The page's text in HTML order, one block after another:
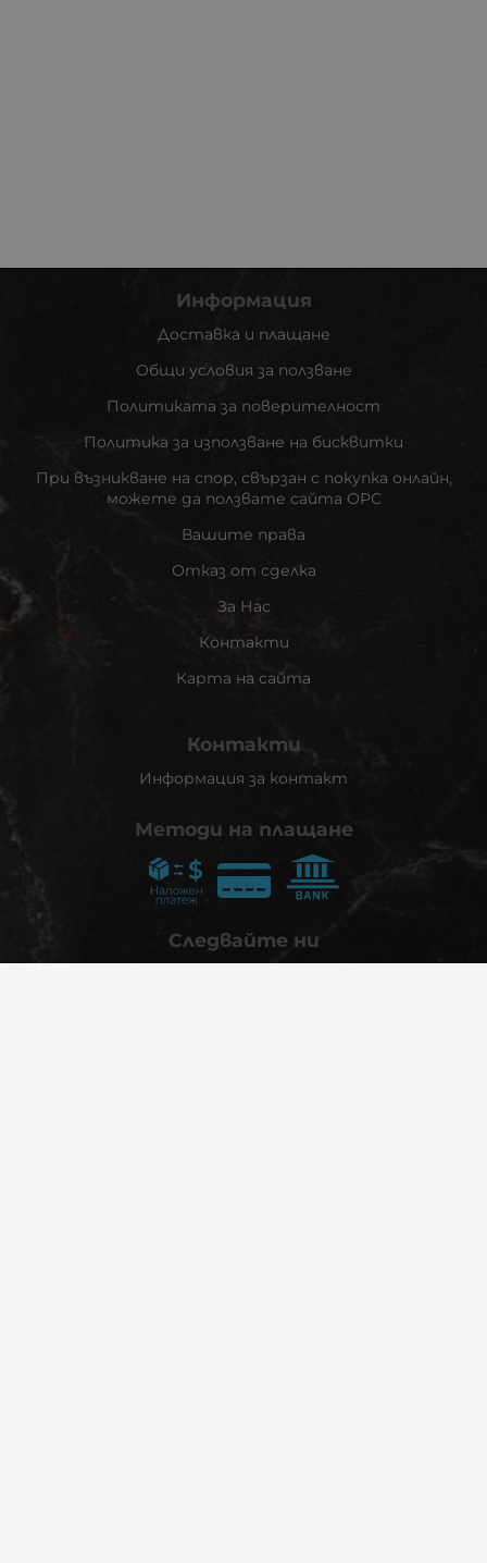
Информация
Доставка и плащане
Общи условия за ползване
Политиката за поверителност
Политика за използване на бисквитки
При възникване на спор, свързан с покупка онлайн,
можете да ползвате сайта ОРС
Вашите права
Отказ от сделка
За Нас
Контакти
Карта на сайта
Контакти
Информация за контакт
Методи на плащане
Следвайте ни